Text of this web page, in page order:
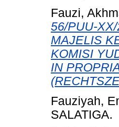
Fauzi,
56/PUU-
MAJELIS
KOMISI
IN
Fauziyah,
SALATIGA.